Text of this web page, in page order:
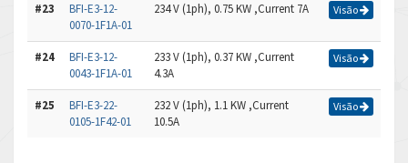
#23
BFI-E3-12-
0070-1F1A-01
234 V (1ph), 0.75 KW ,Current 7A Visão
#24
BFI-E3-12-
0043-1F1A-01
233 V (1ph), 0.37 KW ,Current
4.3A
Visão
#25
BFI-E3-22-
0105-1F42-01
232 V (1ph), 1.1 KW ,Current
10.5A
Visão